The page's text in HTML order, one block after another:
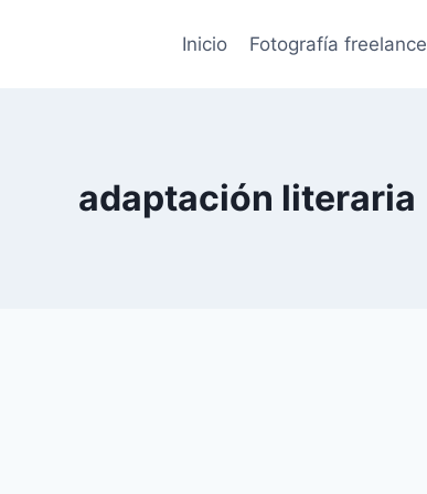
Inicio Fotografía freelance
adaptación literaria